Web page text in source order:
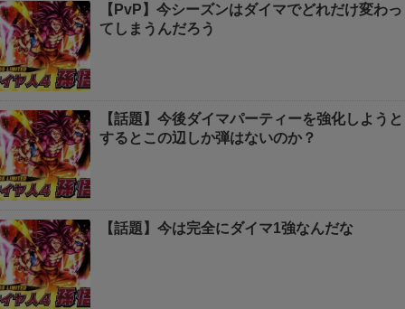
【PvP】今シーズンはダイマでどれだけ変わっ
てしまうんだろう
【話題】今後ダイマパーティーを強化しようと
するとこの辺しか弾はないのか？
【話題】今は完全にダイマ1強なんだな